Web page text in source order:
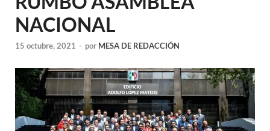
NACIONAL
15 octubre, 2021 - por MESA DE REDACCIÓN